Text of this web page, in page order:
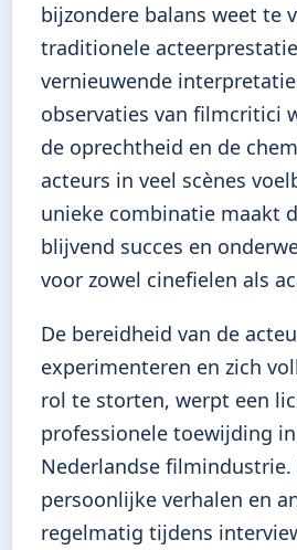
bijzondere balans weet te
traditionele
vernieuwende
observaties van filmcritici
de oprechtheid en de
acteurs in veel scènes
unieke combinatie maakt
blijvend succes en
voor zowel cinefielen als
De bereidheid van de
experimenteren en zich
rol te storten, werpt een
professionele toewijding
Nederlandse filmindustrie.
persoonlijke verhalen en
regelmatig tijdens